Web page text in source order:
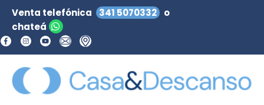
Venta telefónica 341 5070332
o
chateá